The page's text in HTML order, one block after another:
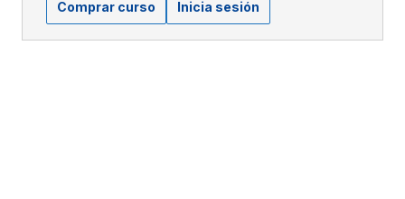
Comprar curso Inicia sesión